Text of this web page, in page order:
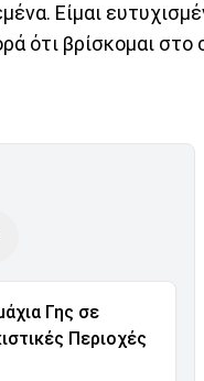
Είμαι
ότι βρίσκομαι
Γης σε
Περιοχές